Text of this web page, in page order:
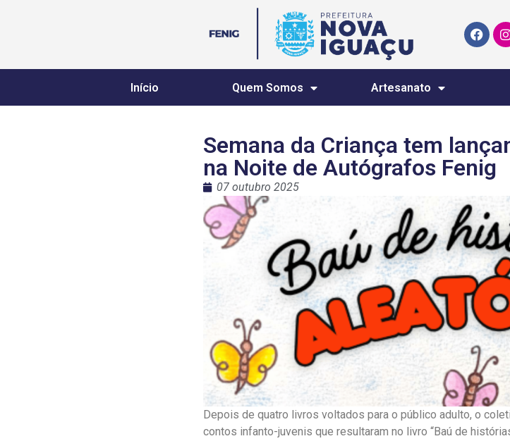
Início Quem Somos Artesanato
Semana da Criança tem
na Noite de Autógrafos Fenig
07 outubro 2025
Depois de quatro livros voltados para o público adulto, o
contos infanto-juvenis que resultaram no livro “Baú de